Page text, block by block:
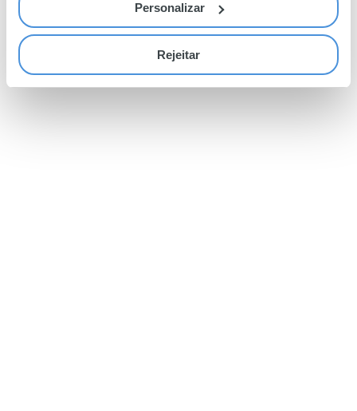
Personalizar
Rejeitar